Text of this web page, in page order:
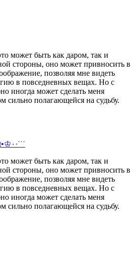
может быть как даром, так и
стороны, оно может привносить в
позволяя мне видеть
в повседневных вещах. Но с
иногда может сделать меня
сильно полагающейся на судьбу.
˙˙·٠♔•Never Forget•♔٠·˙˙˙
может быть как даром, так и
стороны, оно может привносить в
позволяя мне видеть
в повседневных вещах. Но с
иногда может сделать меня
сильно полагающейся на судьбу.